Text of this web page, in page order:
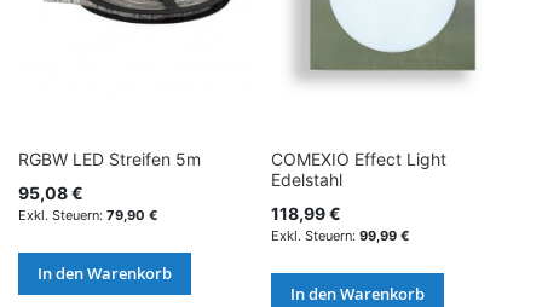
RGBW LED Streifen 5m
95,08 €
79,90 €
In den Warenkorb
COMEXIO Effect Light
Edelstahl
118,99 €
99,99 €
In den Warenkorb